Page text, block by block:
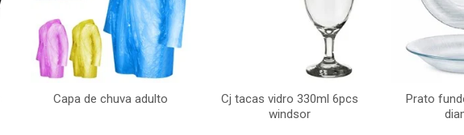
Capa de chuva adulto
Cj tacas vidro 330ml 6pcs
windsor
Prato